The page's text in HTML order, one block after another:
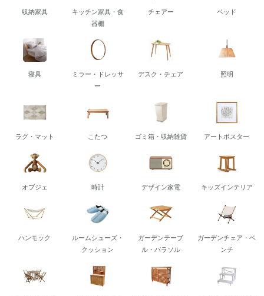
収納家具
キッチン家具・食
器棚
チェアー ベッド
寝具
ミラー・ドレッサ
ー
デスク・チェア 照明
ラグ・マット こたつ ゴミ箱・収納雑貨 アートポスター
オブジェ 時計 デザイン家電 キッズインテリア
ハンモック
ルームシューズ・
クッション
ガーデンテーブ
ル・パラソル
ガーデンチェア・ベ
ンチ